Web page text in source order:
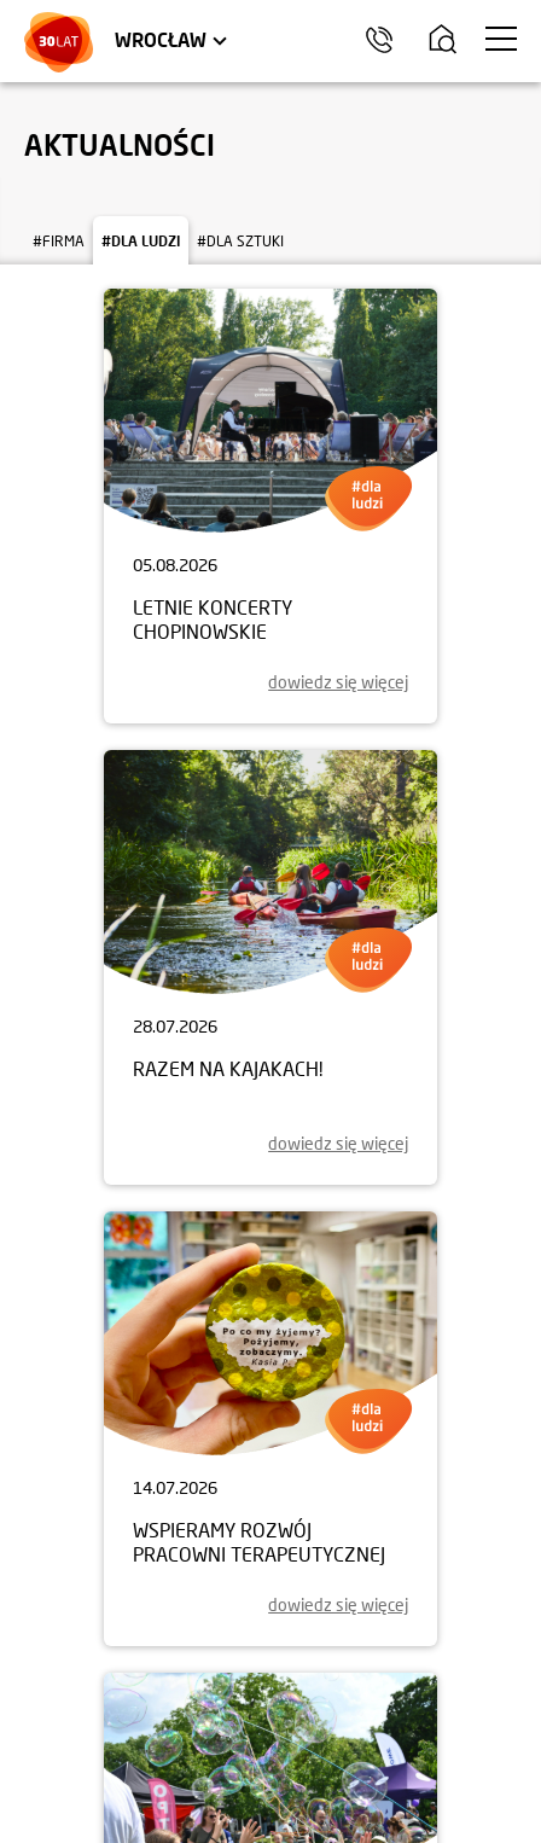
WROCŁAW
TRÓJMIASTO
AKTUALNOŚCI
#FIRMA #DLA LUDZI #DLA SZTUKI
05.08.2026
LETNIE KONCERTY
CHOPINOWSKIE
dowiedz się więcej
28.07.2026
RAZEM NA KAJAKACH!
dowiedz się więcej
14.07.2026
WSPIERAMY ROZWÓJ
PRACOWNI TERAPEUTYCZNEJ
dowiedz się więcej